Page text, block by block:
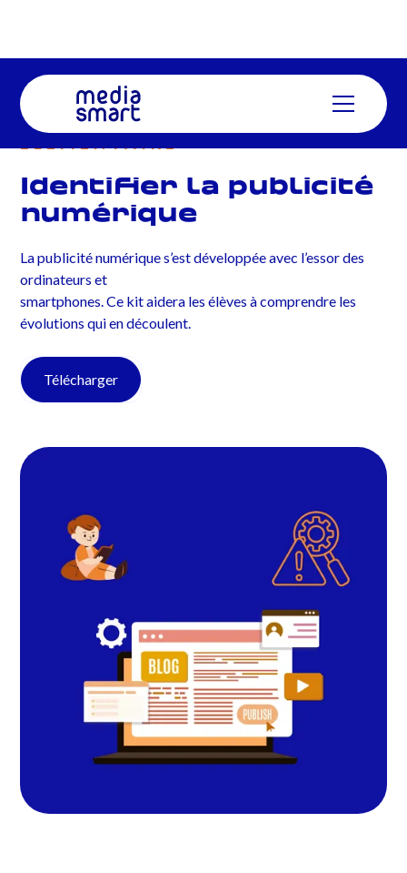
Identifier la publicité
numérique
La publicité numérique s’est développée avec l’essor des
ordinateurs et
smartphones. Ce kit aidera les élèves à comprendre les
évolutions qui en découlent.
Télécharger